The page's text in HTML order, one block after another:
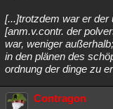
[...]trotzdem war er der
[anm.v.contr. der
war, weniger
in den plänen des
ordnung der dinge zu
Contragon